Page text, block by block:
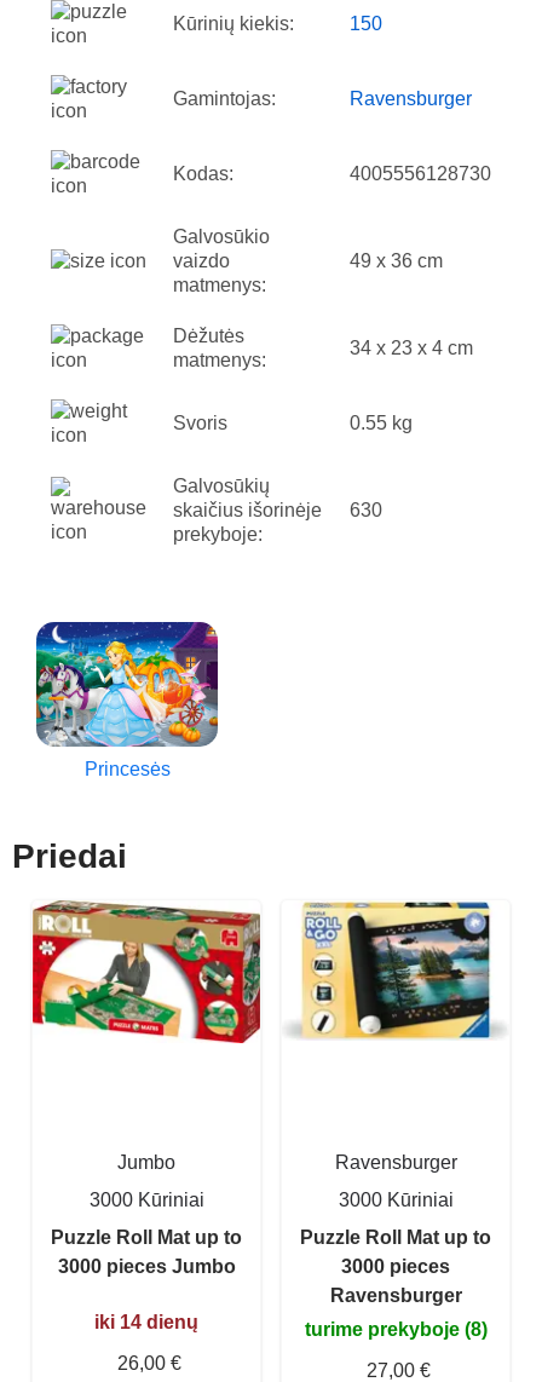
Kūrinių kiekis: 150
Gamintojas: Ravensburger
Kodas: 4005556128730
Galvosūkio
vaizdo
matmenys:
49 x 36 cm
Dėžutės
matmenys:
34 x 23 x 4 cm
Svoris 0.55 kg
Galvosūkių
skaičius išorinėje
prekyboje:
630
Princesės
Priedai
Jumbo
3000 Kūriniai
Puzzle Roll Mat up to
3000 pieces Jumbo
iki 14 dienų
26,00 €
Ravensburger
3000 Kūriniai
Puzzle Roll Mat up to
3000 pieces
Ravensburger
turime prekyboje (8)
27,00 €